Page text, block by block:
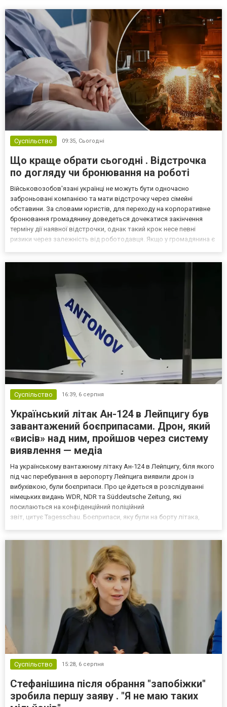
Суспільство 09:35, Сьогодні
Що краще обрати сьогодні . Відстрочка
по догляду чи бронювання на роботі
Військовозобов'язані українці не можуть бути одночасно
заброньовані компанією та мати відстрочку через сімейні
обставини. За словами юристів, для переходу на корпоративне
бронювання громадянину доведеться дочекатися закінчення
терміну дії наявної відстрочки, однак такий крок несе певні
ризики через залежність від роботодавця. Якщо у громадянина є
Суспільство 16:39, 6 серпня
Український літак Ан-124 в Лейпцигу був
завантажений боєприпасами. Дрон, який
«висів» над ним, пройшов через систему
виявлення — медіа
На українському вантажному літаку Ан-124 в Лейпцигу, біля якого
під час перебування в аеропорту Лейпцига виявили дрон із
вибухівкою, були боєприпаси. Про це йдеться в розслідуванні
німецьких видань WDR, NDR та Süddeutsche Zeitung, які
посилаються на конфіденційний поліційний
звіт, цитує Tagesschau. Боєприпаси, яку були на борту літака,
Суспільство 15:28, 6 серпня
Стефанішина після обрання "запобіжки"
зробила першу заяву . "Я не маю таких